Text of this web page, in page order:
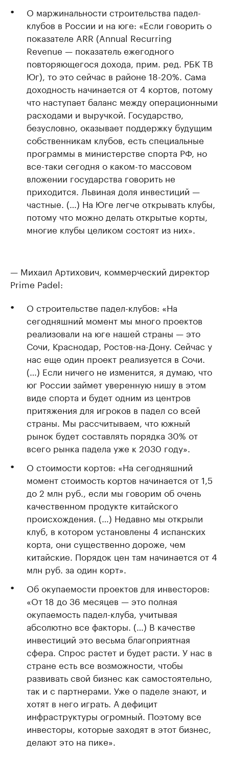
О маржинальности строительства падел-
клубов в России и на юге: «Если говорить о
показателе ARR (Annual Recurring
Revenue — показатель ежегодного
повторяющегося дохода, прим. ред. РБК ТВ
Юг), то это сейчас в районе 18-20%. Сама
доходность начинается от 4 кортов, потому
что наступает баланс между операционными
расходами и выручкой. Государство,
безусловно, оказывает поддержку будущим
собственникам клубов, есть специальные
программы в министерстве спорта РФ, но
все-таки сегодня о каком-то массовом
вложении государства говорить не
приходится. Львиная доля инвестиций —
частные. (…) На Юге легче открывать клубы,
потому что можно делать открытые корты,
многие клубы целиком состоят из них».
— Михаил Артихович, коммерческий директор
Prime Padel:
О строительстве падел-клубов: «На
сегодняшний момент мы много проектов
реализовали на юге нашей страны — это
Сочи, Краснодар, Ростов-на-Дону. Сейчас у
нас еще один проект реализуется в Сочи.
(…) Если ничего не изменится, я думаю, что
юг России займет уверенную нишу в этом
виде спорта и будет одним из центров
притяжения для игроков в падел со всей
страны. Мы рассчитываем, что южный
рынок будет составлять порядка 30% от
всего рынка падела уже к 2030 году».
О стоимости кортов: «На сегодняшний
момент стоимость кортов начинается от 1,5
до 2 млн руб., если мы говорим об очень
качественном продукте китайского
происхождения. (…) Недавно мы открыли
клуб, в котором установлены 4 испанских
корта, они существенно дороже, чем
китайские. Порядок цен там начинается от 4
млн руб. за один корт».
Об окупаемости проектов для инвесторов:
«От 18 до 36 месяцев — это полная
окупаемость падел-клуба, учитывая
абсолютно все факторы. (…) В качестве
инвестиций это весьма благоприятная
сфера. Спрос растет и будет расти. У нас в
стране есть все возможности, чтобы
развивать свой бизнес как самостоятельно,
так и с партнерами. Уже о паделе знают, и
хотят в него играть. А дефицит
инфраструктуры огромный. Поэтому все
инвесторы, которые заходят в этот бизнес,
делают это на пике».